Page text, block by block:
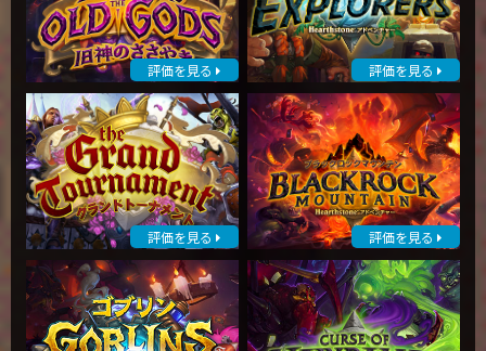
評価を見る 評価を見る
評価を見る 評価を見る